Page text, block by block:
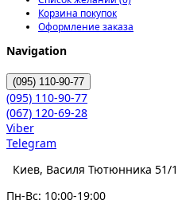
Корзина покупок
Оформление заказа
Navigation
(095) 110-90-77
(095) 110-90-77
(067) 120-69-28
Viber
Telegram
Киев, Василя Тютюнника 51/
Пн-Вс: 10:00-19:00